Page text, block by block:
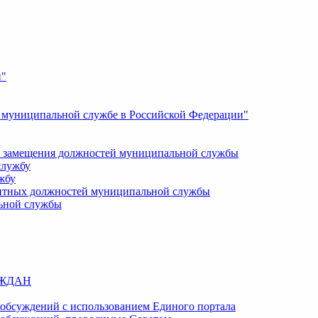
службе в Российской Федерации"
должностей муниципальной службы
должностей муниципальной службы
службы
с использованием Единого портала